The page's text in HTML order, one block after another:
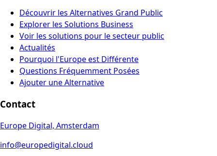
Découvrir les Alternatives Grand Public
Explorer les Solutions Business
Voir les solutions pour le secteur public
Actualités
Pourquoi l'Europe est Différente
Questions Fréquemment Posées
Ajouter une Alternative
Contact
Europe Digital, Amsterdam
info@europedigital.cloud